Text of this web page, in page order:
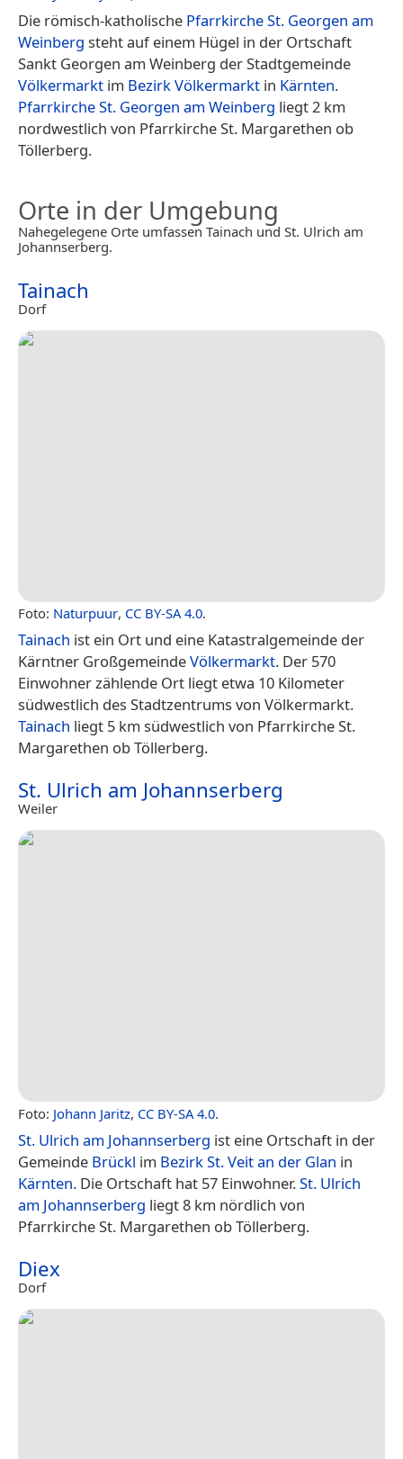
Die römisch-katholische Pfarrkirche St. Georgen am
Weinberg steht auf einem Hügel in der Ortschaft
Sankt Georgen am Weinberg der Stadtgemeinde
Völkermarkt im Bezirk Völkermarkt in Kärnten.
Pfarrkirche St. Georgen am Weinberg liegt 2 km
nordwestlich von Pfarrkirche St. Margarethen ob
Töllerberg.
Orte in der Umgebung
Nahegelegene Orte umfassen Tainach und St. Ulrich am
Johannserberg.
Tainach
Dorf
Foto: Naturpuur, CC BY-SA 4.0.
Tainach ist ein Ort und eine Katastralgemeinde der
Kärntner GroßgemeindeVölkermarkt. Der 570
Einwohner zählende Ort liegt etwa 10 Kilometer
südwestlich des Stadtzentrums von Völkermarkt.
Tainach liegt 5 km südwestlich von Pfarrkirche St.
Margarethen ob Töllerberg.
St. Ulrich am Johannserberg
Weiler
Foto: Johann Jaritz, CC BY-SA 4.0.
St. Ulrich am Johannserberg ist eine Ortschaft in der
Gemeinde Brückl im Bezirk St. Veit an der Glan in
Kärnten. Die Ortschaft hat 57 Einwohner.St. Ulrich
am Johannserberg liegt 8 km nördlich von
Pfarrkirche St. Margarethen ob Töllerberg.
Diex
Dorf